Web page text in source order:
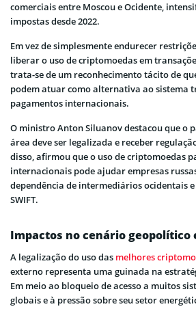
comerciais entre Moscou e Ocidente,
impostas desde 2022.
Em vez de simplesmente endurecer
liberar o uso de criptomoedas em
trata-se de um reconhecimento tácito de
podem atuar como alternativa ao sistema
pagamentos internacionais.
O ministro Anton Siluanov destacou que o
área deve ser legalizada e receber
disso, afirmou que o uso de criptomoedas
internacionais pode ajudar empresas
dependência de intermediários ocidentais
SWIFT.
Impactos no cenário geopolítico
A legalização do uso das melhores
externo representa uma guinada na
Em meio ao bloqueio de acesso a muitos
globais e à pressão sobre seu setor